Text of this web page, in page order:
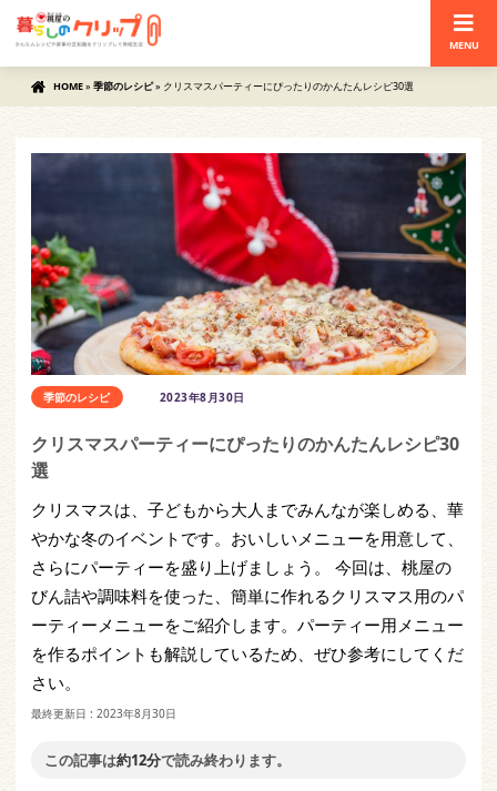
MENU
HOME» 季節のレシピ» クリスマスパーティーにぴったりのかんたんレシピ30選
季節のレシピ 2023年8月30日
クリスマスパーティーにぴったりのかんたんレシピ30
選
クリスマスは、子どもから大人までみんなが楽しめる、華
やかな冬のイベントです。おいしいメニューを用意して、
さらにパーティーを盛り上げましょう。 今回は、桃屋の
びん詰や調味料を使った、簡単に作れるクリスマス用のパ
ーティーメニューをご紹介します。パーティー用メニュー
を作るポイントも解説しているため、ぜひ参考にしてくだ
さい。
最終更新日 : 2023年8月30日
この記事は約12分で読み終わります。